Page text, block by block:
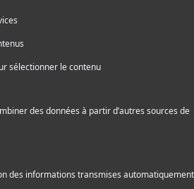
regardent de biais, ça c’est des faux
Par contre, en contexte de crise
« Je te présente à mon gars du real
joueur d’équipe/C’est drôle on a
d’autre genres de flips », n’est pas
Le quatrième morceau de l’album,